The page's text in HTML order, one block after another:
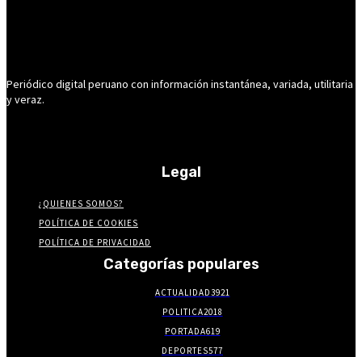
Periódico digital peruano con información instantánea, variada, utilitaria
y veraz.
Legal
¿QUIENES SOMOS?
POLÍTICA DE COOKIES
POLÍTICA DE PRIVACIDAD
Categorías populares
ACTUALIDAD3921
POLITICA2018
PORTADA619
DEPORTES577